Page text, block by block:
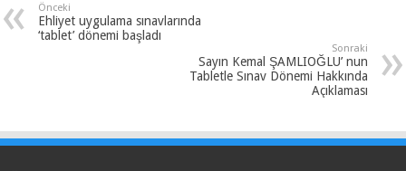
Önceki
Ehliyet uygulama sınavlarında
‘tablet’ dönemi başladı
Sonraki
Sayın Kemal ŞAMLIOĞLU’ nun
Tabletle Sınav Dönemi Hakkında
Açıklaması